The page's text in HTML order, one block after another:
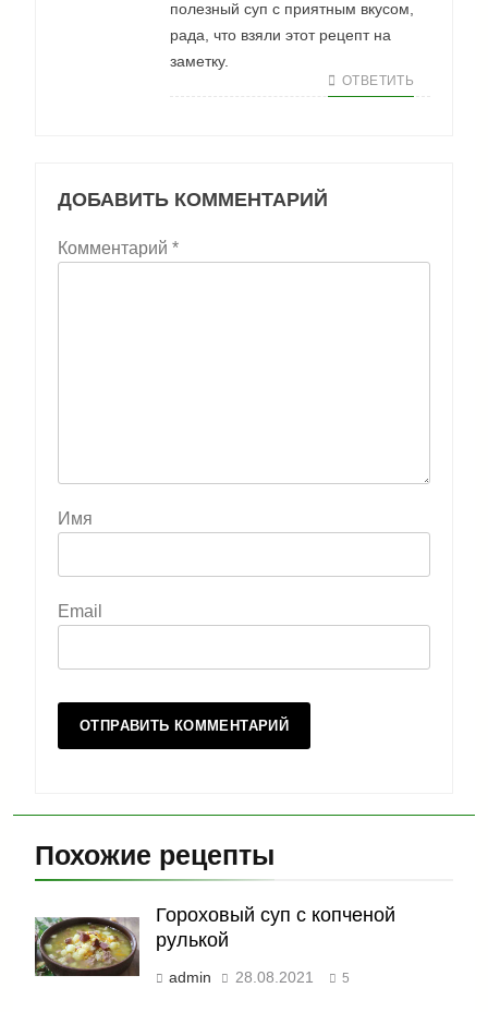
полезный суп с приятным вкусом,
рада, что взяли этот рецепт на
заметку.
ОТВЕТИТЬ
ДОБАВИТЬ КОММЕНТАРИЙ
Комментарий *
Имя
Email
Похожие рецепты
Гороховый суп с копченой
рулькой
admin 28.08.2021 5